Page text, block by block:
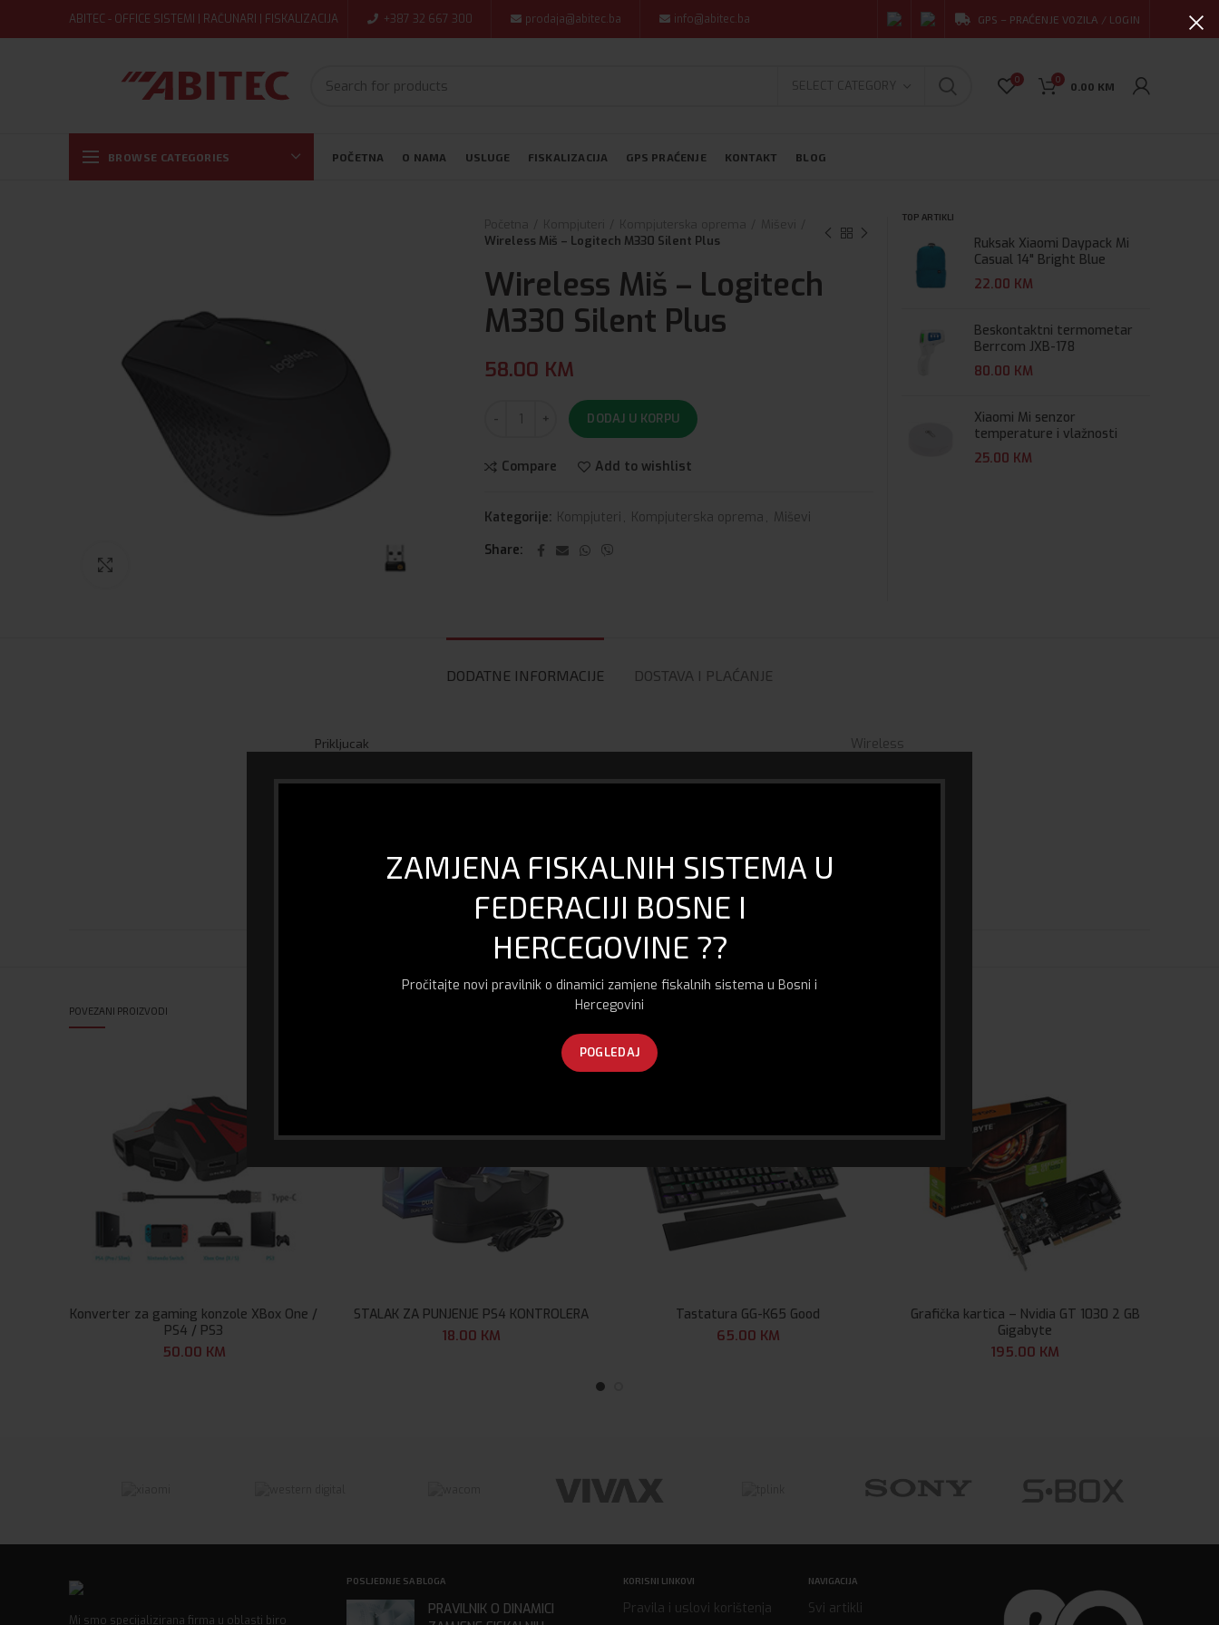
ZAMJENA FISKALNIH SISTEMA U
FEDERACIJI BOSNE I
HERCEGOVINE ??
Pročitajte novi pravilnik o dinamici zamjene fiskalnih sistema u Bosni i
Hercegovini
POGLEDAJ
ABITEC - OFFICE SISTEMI | RAČUNARI | FISKALIZACIJA +387 32 667 300 prodaja@abitec.ba info@abitec.ba GPS – PRAĆENJE VOZILA / LOGIN
SELECT CATEGORY 0 0
0.00 KM
BROWSE CATEGORIES POČETNA O NAMA USLUGE FISKALIZACIJA GPS PRAĆENJE KONTAKT BLOG
Wireless Miš – Logitech M330 Silent Plus
Wireless Miš – Logitech
M330 Silent Plus
58.00 KM
DODAJ U KORPU
Compare Add to wishlist
Kategorije: Kompjuteri , Kompjuterska oprema , Miševi
Share
TOP ARTIKLI
Ruksak Xiaomi Daypack Mi
Casual 14" Bright Blue
22.00 KM
Beskontaktni termometar
Berrcom JXB-178
80.00 KM
Xiaomi Mi senzor
temperature i vlažnosti
25.00 KM
DODATNE INFORMACIJE DOSTAVA I PLAĆANJE
Prikljucak Wireless
Garancija (mjeseci)
Dodatne tipke
POVEZANI PROIZVODI
Konverter za gaming konzole XBox One /
PS4 / PS3
50.00 KM
STALAK ZA PUNJENJE PS4 KONTROLERA
18.00 KM
Tastatura GG-K65 Good
65.00 KM
Grafička kartica – Nvidia GT 1030 2 GB
Gigabyte
195.00 KM
Mi smo specijalizirana firma u oblasti biro
POSLJEDNJE SA BLOGA
PRAVILNIK O DINAMICI
KORISNI LINKOVI
Pravila i uslovi korištenja
NAVIGACIJA
Svi artikli